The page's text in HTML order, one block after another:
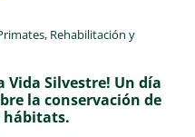
, Rehabilitación y
Vida Silvestre! Un día
la conservación de
hábitats.